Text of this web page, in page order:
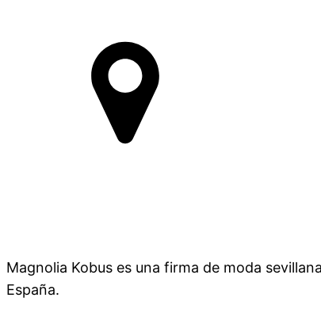
Magnolia Kobus es una firma de moda
España.